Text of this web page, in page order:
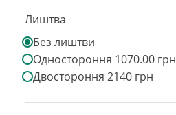
Лиштва
Без лиштви
Одностороння 1070.00 грн
Двостороння 2140 грн